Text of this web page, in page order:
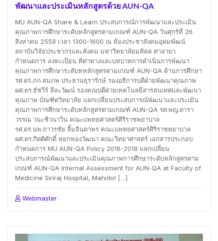
พัฒนาและประเมินหลักสูตรด้วย AUN-QA
MU AUN-QA Share & Learn ประสบการณ์การพัฒนาและประเมิน
คุณภาพการศึกษาระดับหลักสูตรตามเกณฑ์ AUN-QA วันศุกร์ที่ 26
สิงหาคม 2559 เวลา 1300-1600 ณ ห้องประชาสังคมอุดมพัฒน์
สถาบันวิจัยประชากรและสังคม มหาวิทยาลัยมหิดล ศาลายา
กำหนดการ ลงทะเบียน ทิศาทางและบทบาทการดำเนินการพัฒนา
คุณภาพการศึกษาระดับหหลักสูตรตามเกณฑ์ AUN-QA ด้านการศึกษา
รศ.ดร.ภก.สมภพ ประธานธุรารักษ์ รองอธิการบดีฝ่ายพัฒนาคุณภาพ
ผศ.ดร.ธัชวีร์ ลีละวัฒน์ รองคณบดีฝ่ายเทคโนลยีสารสนเทศและพัฒนา
คุณภาพ บัณฑิตวิทยาลัย แลกเปลี่ยนประสบการณ์พัฒนาและประเมิน
คุณภาพการศึกษาระดับหลักสูตรตามเกณฑ์ AUN-QA รศ.พญ.ดารา
วรรณ วนะชิวนาวิน คณะแพทยศาสตร์ศิริราชพยาบาล
รศ.ดร.นพ.ถาวรชัย ลิ้มจินดาพร คณะแพทยศาสตร์ศิริราชพยาบาล
ผศ.ดร.กิตติศักดิ์ หยกทองวัฒนา คณะวิทยาศาสตร์ เอกสารประกอบ
กำหนดการ MU AUN-QA Policy 2016-2018 แลกเปลี่ยน
ประสบการณ์พัฒนาและประเมินคุณภาพการศึกษาระดับหลักสูตรตาม
เกณฑ์ AUN-QA Internal Assessment for AUN-QA at Faculty of
Medicine Siriraj Hospital, Mahidol […]
Webmaster